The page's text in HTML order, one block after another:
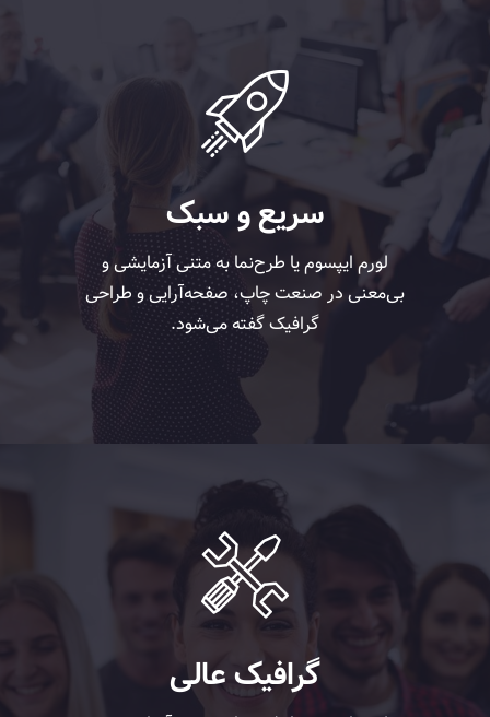
سریع و سبک
لورم ایپسوم یا طرح‌نما به متنی آزمایشی و
بی‌معنی در صنعت چاپ، صفحه‌آرایی و طراحی
گرافیک گفته می‌شود.
گرافیک عالی